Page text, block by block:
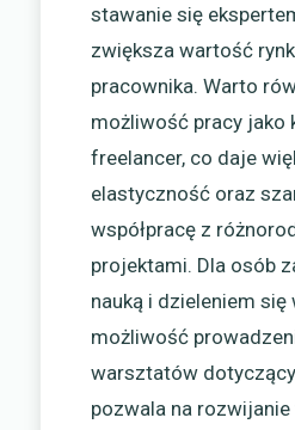
stawanie się
zwiększa wartość
pracownika. Warto
możliwość pracy jako
freelancer, co daje
elastyczność oraz
współpracę z
projektami. Dla osób
nauką i dzieleniem
możliwość
warsztatów
pozwala na rozwijanie